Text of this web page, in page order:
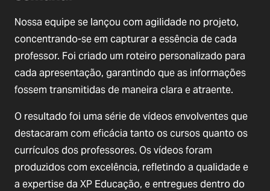
Nossa equipe se lançou com agilidade no projeto,
concentrando-se em capturar a essência de cada
professor. Foi criado um roteiro personalizado para
cada apresentação, garantindo que as informações
fossem transmitidas de maneira clara e atraente.
O resultado foi uma série de vídeos envolventes que
destacaram com eficácia tanto os cursos quanto os
currículos dos professores. Os vídeos foram
produzidos com excelência, refletindo a qualidade e
a expertise da XP Educação, e entregues dentro do